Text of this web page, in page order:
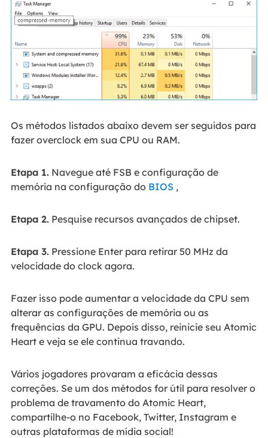
Os métodos listados abaixo devem ser seguidos para
fazer overclock em sua CPU ou RAM.
Etapa 1.Navegue até FSB e configuração de
memória na configuração do BIOS ,
Etapa 2.Pesquise recursos avançados de chipset.
Etapa 3.Pressione Enter para retirar 50 MHz da
velocidade do clock agora.
Fazer isso pode aumentar a velocidade da CPU sem
alterar as configurações de memória ou as
frequências da GPU. Depois disso, reinicie seu Atomic
Heart e veja se ele continua travando.
Vários jogadores provaram a eficácia dessas
correções. Se um dos métodos for útil para resolver o
problema de travamento do Atomic Heart,
compartilhe-o no Facebook, Twitter, Instagram e
outras plataformas de mídia social!